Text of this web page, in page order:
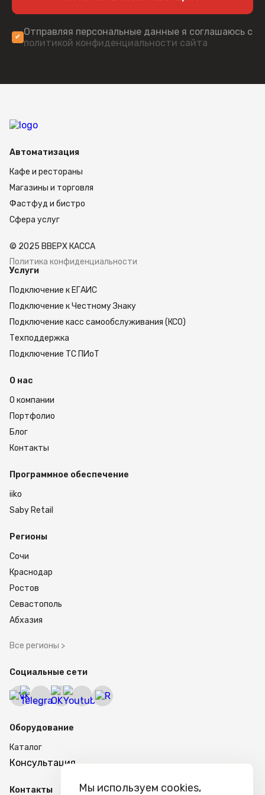
Отправляя персональные данные я соглашаюсь с
политикой конфиденциальности сайта
Автоматизация
Кафе и рестораны
Магазины и торговля
Фастфуд и бистро
Сфера услуг
© 2025 ВВЕРХ КАССА
Политика конфиденциальности
Услуги
Подключение к ЕГАИС
Подключение к Честному Знаку
Подключение касс самообслуживания (КСО)
Техподдержка
Подключение ТС ПИоТ
О нас
О компании
Портфолио
Блог
Контакты
Программное обеспечение
iiko
Saby Retail
Регионы
Сочи
Краснодар
Ростов
Севастополь
Абхазия
Все регионы >
Социальные сети
Оборудование
Каталог
Консультация
Контакты
Мы используем cookies,